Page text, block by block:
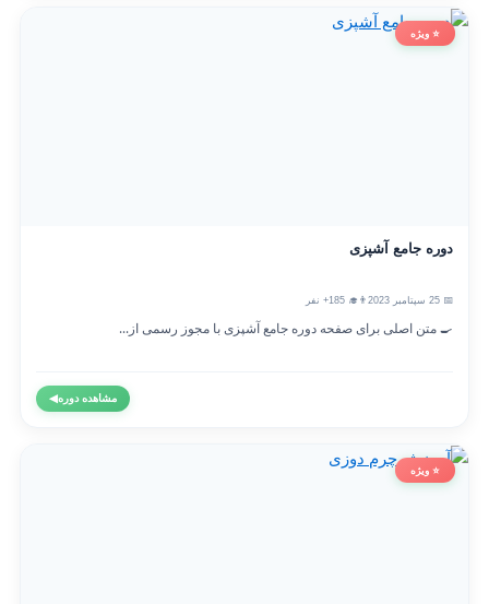
⭐ ویژه
دوره جامع آشپزی
👨‍🎓 185+ نفر
🍳 متن اصلی برای صفحه دوره جامع آشپزی با مجوز رسمی از...
مشاهده دوره◀
⭐ ویژه